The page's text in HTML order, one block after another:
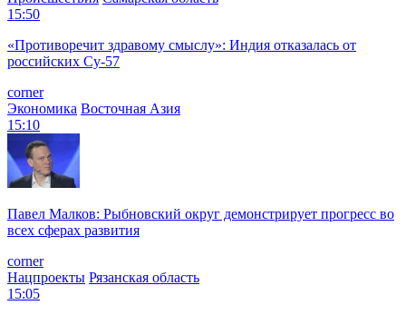
15:50
«Противоречит здравому смыслу»: Индия отказалась от
российских Су-57
corner
Экономика Восточная Азия
15:10
Павел Малков: Рыбновский округ демонстрирует прогресс во
всех сферах развития
corner
Нацпроекты Рязанская область
15:05